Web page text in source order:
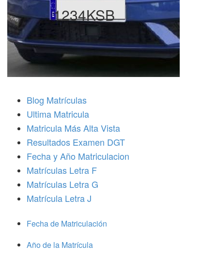
1234KSB
Blog Matrículas
Ultima Matricula
Matricula Más Alta Vista
Resultados Examen DGT
Fecha y Año Matriculacion
Matrículas Letra F
Matrículas Letra G
Matrícula Letra J
Fecha de Matriculación
Año de la Matrícula